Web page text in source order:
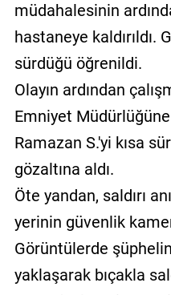
müdahalesinin
hastaneye kaldırıldı.
sürdüğü öğrenildi.
Olayın ardından
Emniyet
Ramazan S.'yi kısa
gözaltına aldı.
Öte yandan, saldırı
yerinin güvenlik
Görüntülerde
yaklaşarak bıçakla